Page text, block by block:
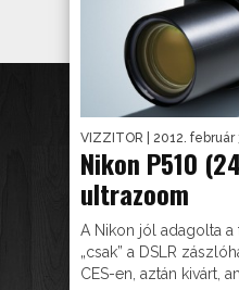
VIZZITOR | 2012.
Nikon P510
ultrazoom
A Nikon jól adagolta a
„csak” a DSLR
CES-en, aztán kivárt,